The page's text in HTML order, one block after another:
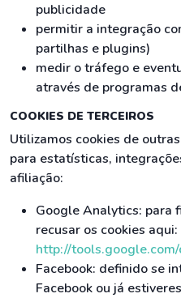
publicidade
permitir a integração
partilhas e plugins)
medir o tráfego e
através de programas
COOKIES DE TERCEIROS
Utilizamos cookies de
para estatísticas,
afiliação:
Google Analytics: para
recusar os cookies aqui:
http://
Facebook: definido se
Facebook ou já